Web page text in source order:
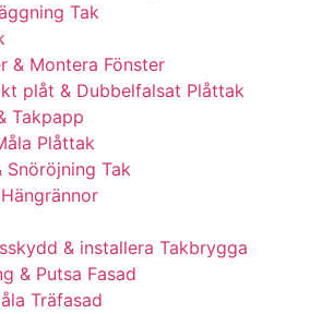
Tak
& Montera Fönster
plåt & Dubbelfalsat Plåttak
Takpapp
Plåttak
Snöröjning Tak
& installera Takbrygga
& Putsa Fasad
Träfasad